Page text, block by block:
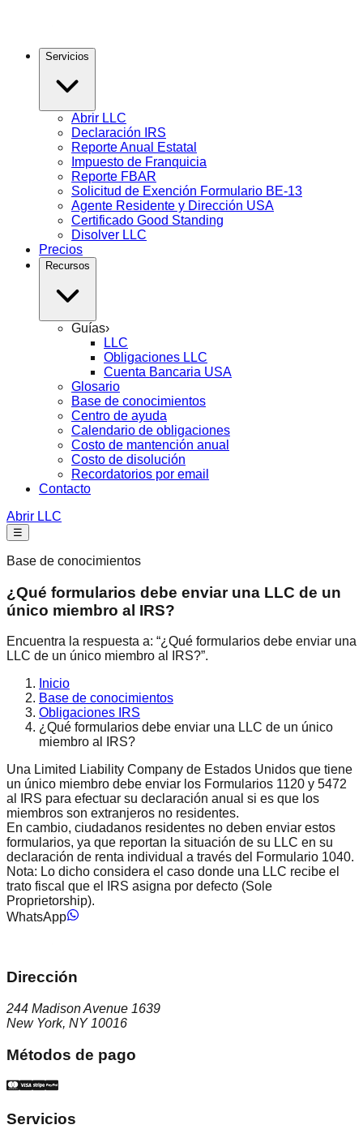
Servicios
Abrir LLC
Declaración IRS
Reporte Anual Estatal
Impuesto de Franquicia
Reporte FBAR
Solicitud de Exención Formulario BE-13
Agente Residente y Dirección USA
Certificado Good Standing
Disolver LLC
Precios
Recursos
Guías›
LLC
Obligaciones LLC
Cuenta Bancaria USA
Glosario
Base de conocimientos
Centro de ayuda
Calendario de obligaciones
Costo de mantención anual
Costo de disolución
Recordatorios por email
Contacto
Abrir LLC
☰
Base de conocimientos
¿Qué formularios debe enviar una LLC de un
único miembro al IRS?
Encuentra la respuesta a: “¿Qué formularios debe enviar una
LLC de un único miembro al IRS?”.
Inicio
Base de conocimientos
Obligaciones IRS
¿Qué formularios debe enviar una LLC de un único
miembro al IRS?
Una Limited Liability Company de Estados Unidos que tiene
un único miembro debe enviar los Formularios 1120 y 5472
al IRS para efectuar su declaración anual si es que los
miembros son extranjeros no residentes.
En cambio, ciudadanos residentes no deben enviar estos
formularios, ya que reportan la situación de su LLC en su
declaración de renta individual a través del Formulario 1040.
Nota: Lo dicho considera el caso donde una LLC recibe el
trato fiscal que el IRS asigna por defecto (Sole
Proprietorship).
WhatsApp
Dirección
244 Madison Avenue 1639
New York, NY 10016
Métodos de pago
Servicios